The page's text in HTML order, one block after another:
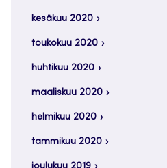
kesäkuu 2020
toukokuu 2020
huhtikuu 2020
maaliskuu 2020
helmikuu 2020
tammikuu 2020